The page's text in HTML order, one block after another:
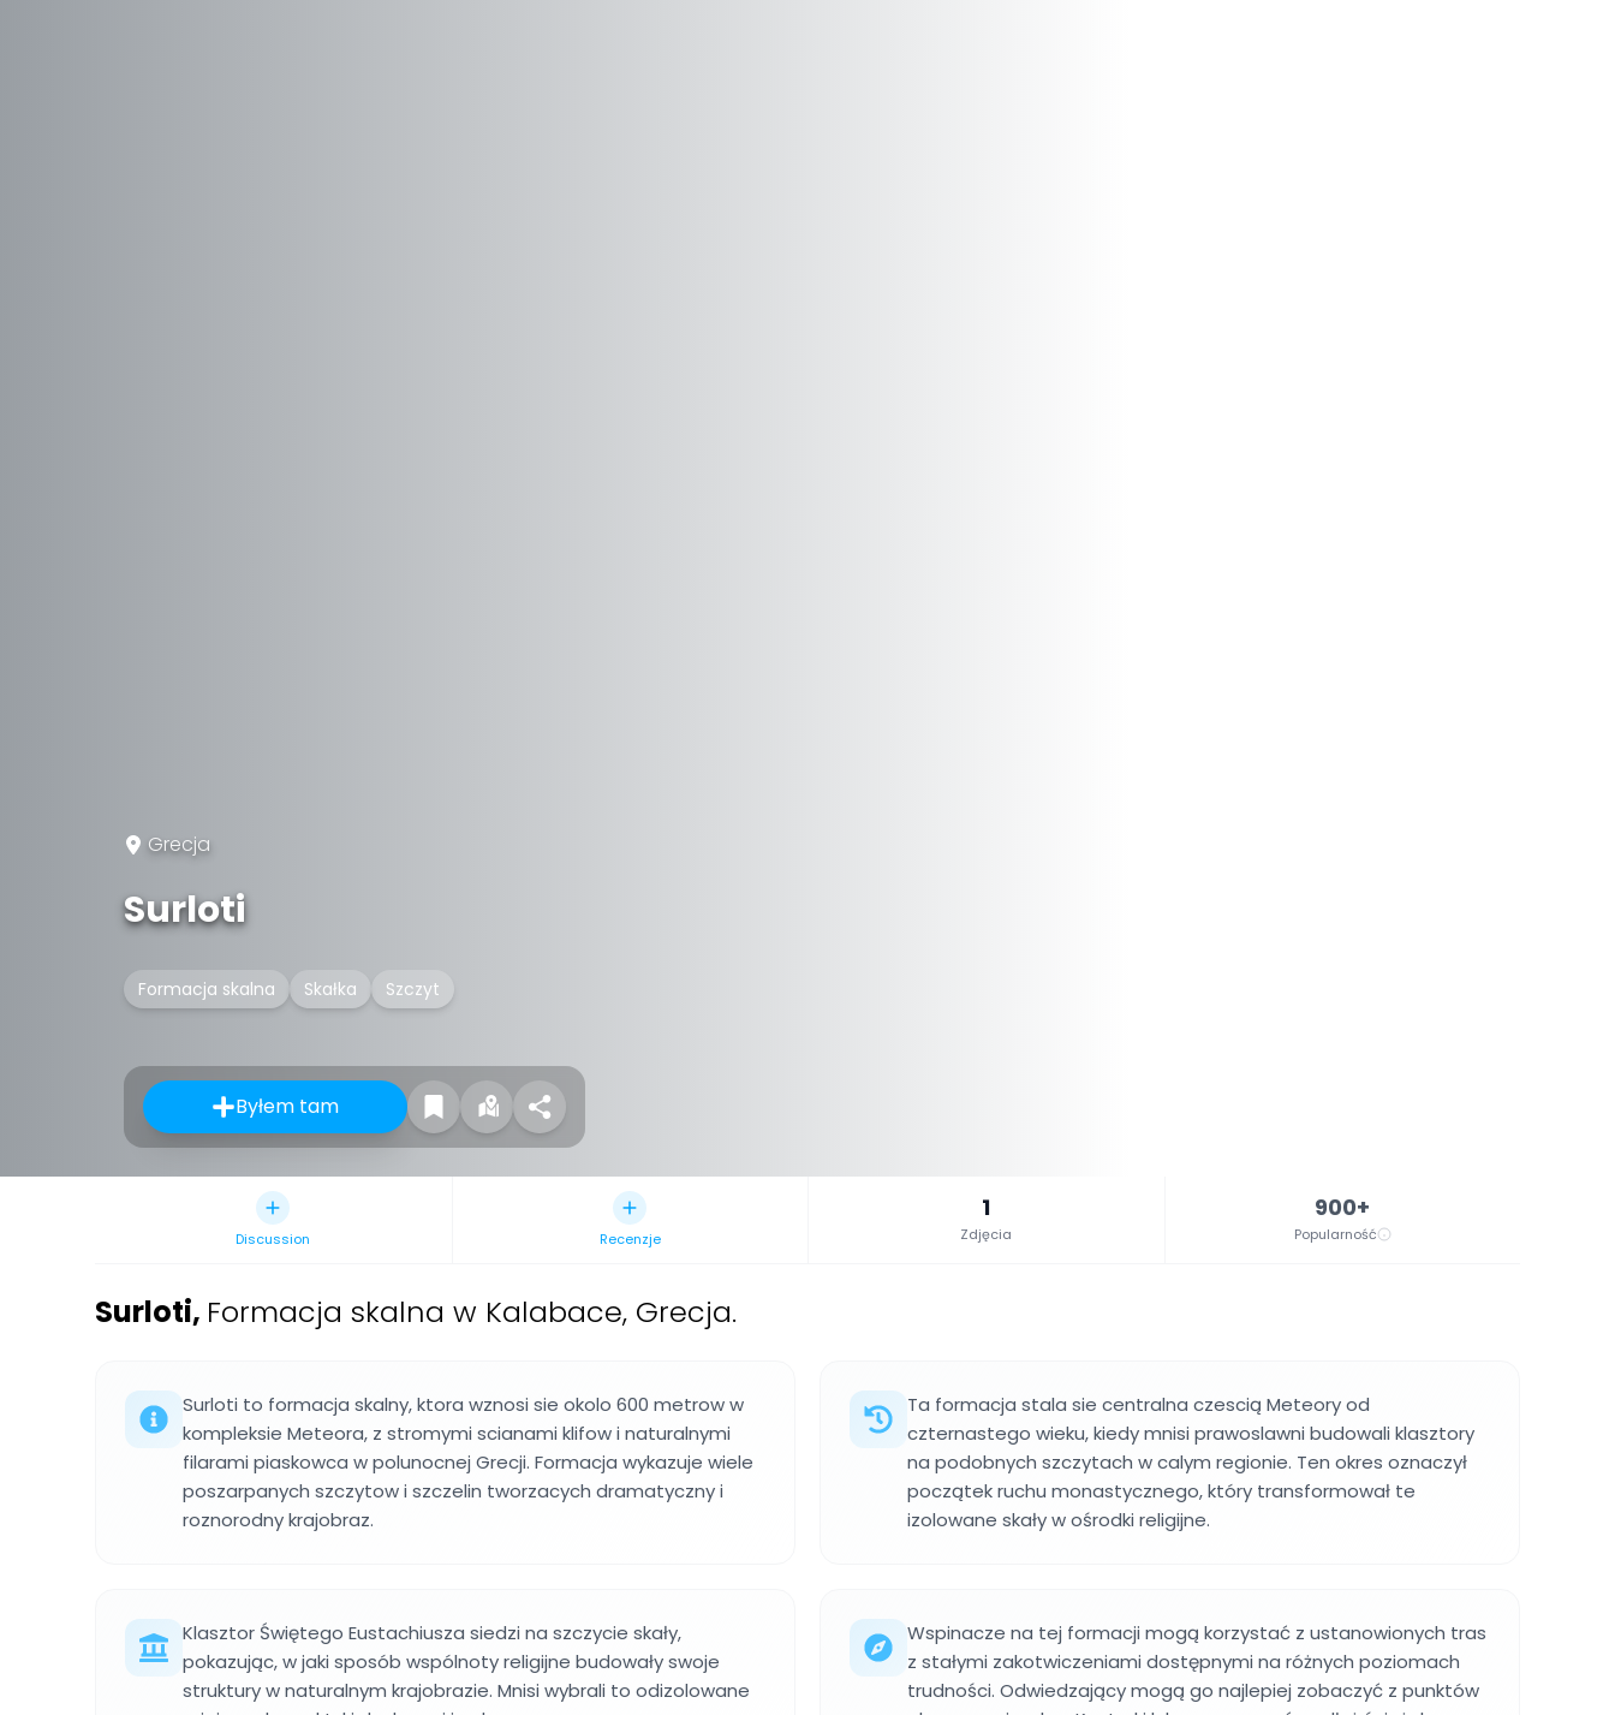
Grecja
Surloti
Formacja skalna Skałka Szczyt
Byłem tam
Discussion Recenzje
1
Zdjęcia
900+
Popularność
Surloti, Formacja skalna w Kalabace, Grecja.
Surloti to formacja skalny, ktora wznosi sie okolo 600 metrow w
kompleksie Meteora, z stromymi scianami klifow i naturalnymi
filarami piaskowca w polunocnej Grecji. Formacja wykazuje wiele
poszarpanych szczytow i szczelin tworzacych dramatyczny i
roznorodny krajobraz.
Ta formacja stala sie centralna czescią Meteory od
czternastego wieku, kiedy mnisi prawoslawni budowali klasztory
na podobnych szczytach w calym regionie. Ten okres oznaczył
początek ruchu monastycznego, który transformował te
izolowane skały w ośrodki religijne.
Klasztor Świętego Eustachiusza siedzi na szczycie skały,
pokazując, w jaki sposób wspólnoty religijne budowały swoje
struktury w naturalnym krajobrazie. Mnisi wybrali to odizolowane
Wspinacze na tej formacji mogą korzystać z ustanowionych tras
z stałymi zakotwiczeniami dostępnymi na różnych poziomach
trudności. Odwiedzający mogą go najlepiej zobaczyć z punktów